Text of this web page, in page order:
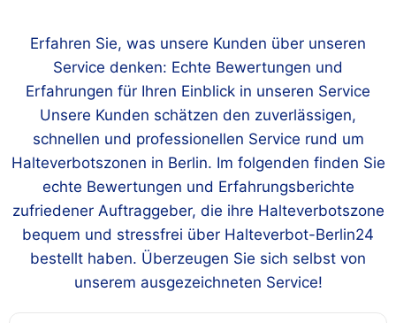
Erfahren Sie, was unsere Kunden über unseren
Service denken: Echte Bewertungen und
Erfahrungen für Ihren Einblick in unseren Service
Unsere Kunden schätzen den zuverlässigen,
schnellen und professionellen Service rund um
Halteverbotszonen in Berlin. Im folgenden finden Sie
echte Bewertungen und Erfahrungsberichte
zufriedener Auftraggeber, die ihre Halteverbotszone
bequem und stressfrei über Halteverbot-Berlin24
bestellt haben. Überzeugen Sie sich selbst von
unserem ausgezeichneten Service!